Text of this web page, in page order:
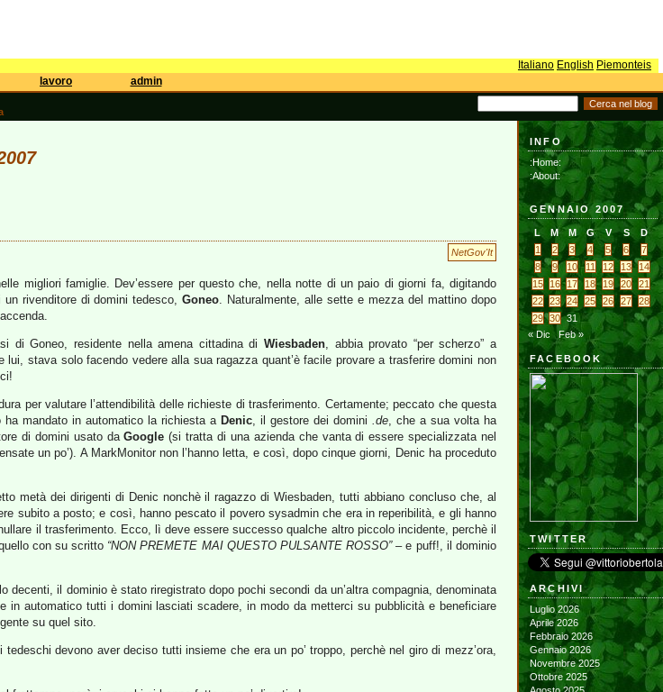
Italiano English Piemonteis
lavoro admin
NetGov'It
migliori famiglie. Dev’essere per questo che, nella notte di un paio di giorni fa, digitando
un rivenditore di domini tedesco,Goneo. Naturalmente, alle sette e mezza del mattino dopo
di Goneo, residente nella amena cittadina diWiesbaden, abbia provato “per scherzo” a
lui, stava solo facendo vedere alla sua ragazza quant’è facile provare a trasferire domini non
per valutare l’attendibilità delle richieste di trasferimento. Certamente; peccato che questa
ha mandato in automatico la richiesta a Denic, il gestore dei domini .de, che a sua volta ha
di domini usato daGoogle (si tratta di una azienda che vanta di essere specializzata nel
un po’). A MarkMonitor non l’hanno letta, e così, dopo cinque giorni, Denic ha proceduto
metà dei dirigenti di Denic nonchè il ragazzo di Wiesbaden, tutti abbiano concluso che, al
subito a posto; e così, hanno pescato il povero sysadmin che era in reperibilità, e gli hanno
il trasferimento. Ecco, lì deve essere successo qualche altro piccolo incidente, perchè il
con su scritto “NON PREMETE MAI QUESTO PULSANTE ROSSO”– e puff!, il dominio
il dominio è stato riregistrato dopo pochi secondi da un’altra compagnia, denominata
in automatico tutti i domini lasciati scadere, in modo da metterci su pubblicità e beneficiare
su quel sito.
devono aver deciso tutti insieme che era un po’ troppo, perchè nel giro di mezz’ora,
INFO
:Home:
:About:
GENNAIO 2007
L M M G V S
D
1
2 3 4 5 6
7
8
9 10 11 12 13
14
15
16 17 18 19 20
21
22
23 24 25 26 27
28
29
30
31
« Dic
Feb »
FACEBOOK
TWITTER
ARCHIVI
Luglio 2026
Aprile 2026
Febbraio 2026
Gennaio 2026
Novembre 2025
Ottobre 2025